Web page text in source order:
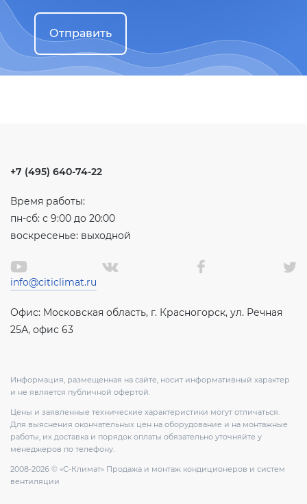
Отправить
+7 (495) 640-74-22
Время работы:
пн-сб: с 9:00 до 20:00
воскресенье: выходной
info@citiclimat.ru
Офис: Московская область, г. Красногорск, ул. Речная
25А, офис 63
Информация, размещенная на сайте, носит информативный характер
и не является публичной офертой.
Цены и заявленные технические характеристики могут отличаться.
Для выяснения окончательных цен на оборудование и на монтажные
работы, их доставка и порядок оплаты обязательно уточняйте у
менеджеров по телефону.
2008-2026 © «С-Климат» Продажа и монтаж кондиционеров и систем
вентиляции